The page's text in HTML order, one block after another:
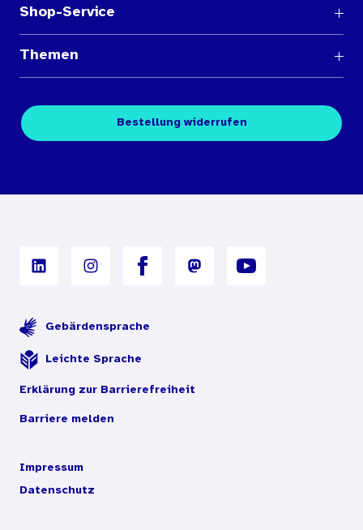
Shop-Service
Medienübersichten
Kontakt
Themen
Fachpublikationen
Digitales Archiv
Bestellung widerrufen
Gebärdensprache
Leichte Sprache
Erklärung zur Barrierefreiheit
Barriere melden
Impressum
Datenschutz